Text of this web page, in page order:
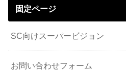
固定ページ
SC向けスーパービジョン
お問い合わせフォーム